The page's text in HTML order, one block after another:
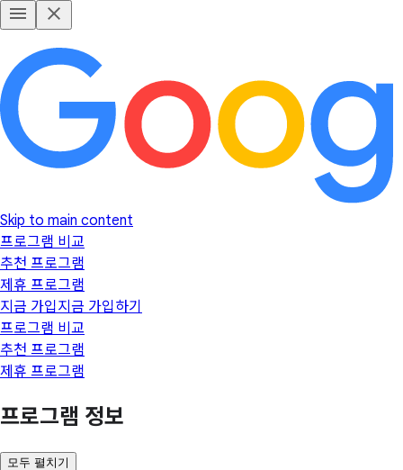
Skip to main content
프로그램 비교
추천 프로그램
제휴 프로그램
지금 가입 지금 가입하기
프로그램 비교
추천 프로그램
제휴 프로그램
프로그램 정보
모두 펼치기